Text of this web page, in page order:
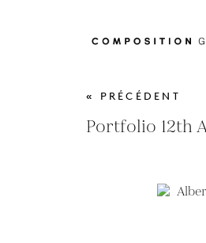
« PRÉCÉDENT
Portfolio 12th